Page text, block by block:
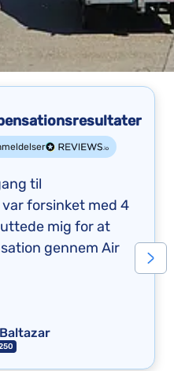
til
forsinket med 4
mig for at
gennem Air